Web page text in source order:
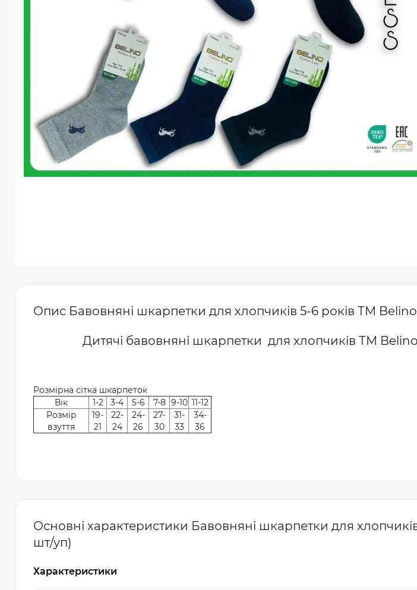
Опис Бавовняні шкарпетки для хлопчиків 5-6 років ТМ
Дитячі бавовняні шкарпетки для хлопчиків ТМ
Розмірна сітка шкарпеток
Вік
1-2 3-4 5-6 7-8 9-10 11-12
Розмір
взуття
19-
21
22-
24
24-
26
27-
30
31-
33
34-
36
Основні характеристики Бавовняні шкарпетки для
шт/уп)
Характеристики